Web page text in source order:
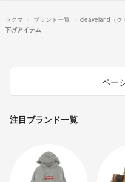
ラクマ ブランド一覧 cleaveland（ク
下げアイテム
ペー
注目ブランド一覧